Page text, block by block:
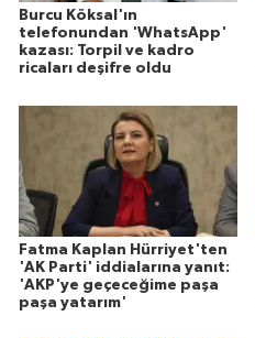
Burcu Köksal'ın
telefonundan 'WhatsApp'
kazası: Torpil ve kadro
ricaları deşifre oldu
Fatma Kaplan Hürriyet'ten
'AK Parti' iddialarına yanıt:
'AKP'ye geçeceğime paşa
paşa yatarım'